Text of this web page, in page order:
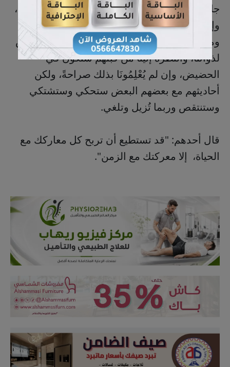
جاء بعدنا له أموره وسلوكياته وحياته المختلفة عنا،
وإقحام أنفسنا معهم دون الحفاظ على هيبتنا
ومكانتنا محاولة فيها الكثير من العورات والانتقاص
لذواتنا، والنظرة إلينا من قبلهم ستكون في
الحضيض، وإن لم يُعْلِمُونَا بذلك صراحةً، ولكن
أحاديثهم مع بعضهم البعض ستحكي وستشتكي
وستنتقص وربما تُزيل وتلغي.
قال أحدهم: "قد تستطيع أن تربح كل معاركك مع
الحياة، إلا معركتك مع الزمن".